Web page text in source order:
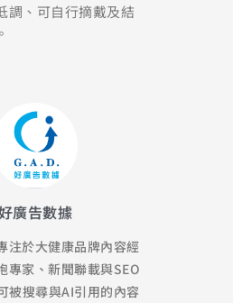
調、可自行摘戴及結
廣告數據
注於大健康品牌內容經
專家、新聞聯載與SEO
被搜尋與AI引用的內容